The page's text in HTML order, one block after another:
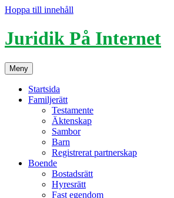
Hoppa till innehåll
Juridik På Internet
Meny
Startsida
Familjerätt
Testamente
Äktenskap
Sambor
Barn
Registrerat partnerskap
Boende
Bostadsrätt
Hyresrätt
Fast egendom